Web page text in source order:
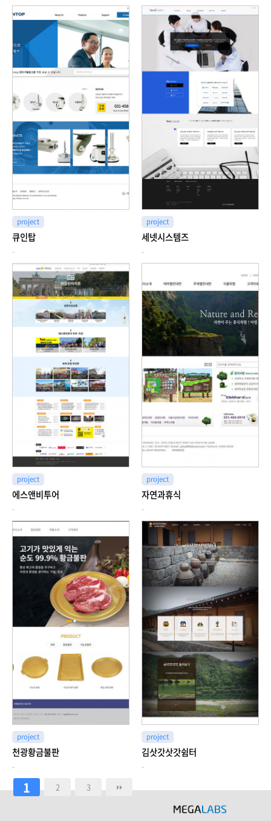
project
큐인탑
-
project
세넷시스템즈
-
project
에스앤비투어
-
project
자연과휴식
-
project
천광황금불판
-
project
김삿갓삿갓쉼터
-
1 2 3